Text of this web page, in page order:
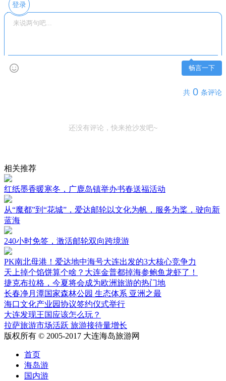
登录
畅言一下
共 0 条评论
还没有评论，快来抢沙发吧~
相关推荐
红纸墨香暖寒冬，广鹿岛镇举办书春送福活动
从“魔都”到“花城”，爱达邮轮以文化为帆，服务为桨，驶向新
蓝海
240小时免签，激活邮轮双向跨境游
PK南北母港！爱达地中海号大连出发的3大核心竞争力
天上掉个馅饼算个啥？大连金普都掉海参鲍鱼龙虾了！
捷克布拉格，今夏将会成为欧洲旅游的热门地
长春净月潭国家森林公园 生态体系 亚洲之最
海口文化产业园协议签约仪式举行
大连发现王国应该怎么玩？
拉萨旅游市场活跃 旅游接待量增长
版权所有 © 2005-2017 大连海岛旅游网
首页
海岛游
国内游